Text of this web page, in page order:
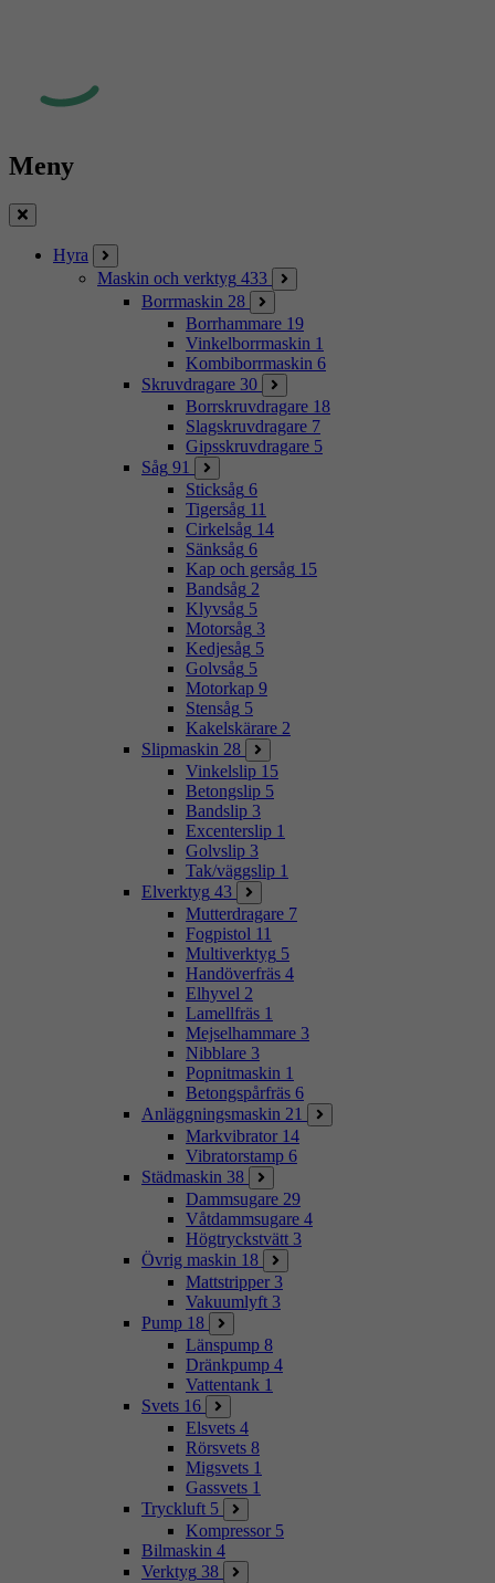
Meny
Stäng
Hyra
Maskin och verktyg 433
Borrmaskin 28
Borrhammare 19
Vinkelborrmaskin 1
Kombiborrmaskin 6
Skruvdragare 30
Borrskruvdragare 18
Slagskruvdragare 7
Gipsskruvdragare 5
Såg 91
Sticksåg 6
Tigersåg 11
Cirkelsåg 14
Sänksåg 6
Kap och gersåg 15
Bandsåg 2
Klyvsåg 5
Motorsåg 3
Kedjesåg 5
Golvsåg 5
Motorkap 9
Stensåg 5
Kakelskärare 2
Slipmaskin 28
Vinkelslip 15
Betongslip 5
Bandslip 3
Excenterslip 1
Golvslip 3
Tak/väggslip 1
Elverktyg 43
Mutterdragare 7
Fogpistol 11
Multiverktyg 5
Handöverfräs 4
Elhyvel 2
Lamellfräs 1
Mejselhammare 3
Nibblare 3
Popnitmaskin 1
Betongspårfräs 6
Anläggningsmaskin 21
Markvibrator 14
Vibratorstamp 6
Städmaskin 38
Dammsugare 29
Våtdammsugare 4
Högtryckstvätt 3
Övrig maskin 18
Mattstripper 3
Vakuumlyft 3
Pump 18
Länspump 8
Dränkpump 4
Vattentank 1
Svets 16
Elsvets 4
Rörsvets 8
Migsvets 1
Gassvets 1
Tryckluft 5
Kompressor 5
Bilmaskin 4
Verktyg 38